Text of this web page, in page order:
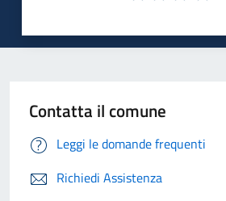
Contatta il comune
Leggi le domande frequenti
Richiedi Assistenza